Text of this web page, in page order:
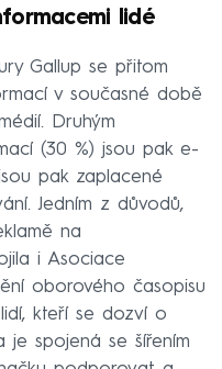
lidé
Gallup se přitom
v současné době
Druhým
(30 %) jsou pak e-
pak zaplacené
Jedním z důvodů,
na
i Asociace
oborového časopisu
kteří se dozví o
je spojená se šířením